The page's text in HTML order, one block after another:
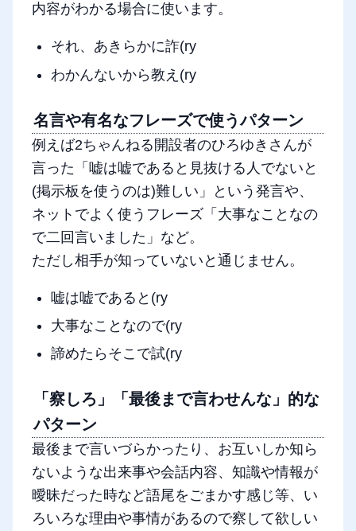
内容がわかる場合に使います。
それ、あきらかに詐(ry
わかんないから教え(ry
名言や有名なフレーズで使うパターン
例えば2ちゃんねる開設者のひろゆきさんが
言った「嘘は嘘であると見抜ける人でないと
(掲示板を使うのは)難しい」という発言や、
ネットでよく使うフレーズ「大事なことなの
で二回言いました」など。
ただし相手が知っていないと通じません。
嘘は嘘であると(ry
大事なことなので(ry
諦めたらそこで試(ry
「察しろ」「最後まで言わせんな」的な
パターン
最後まで言いづらかったり、お互いしか知ら
ないような出来事や会話内容、知識や情報が
曖昧だった時など語尾をごまかす感じ等、い
ろいろな理由や事情があるので察して欲しい